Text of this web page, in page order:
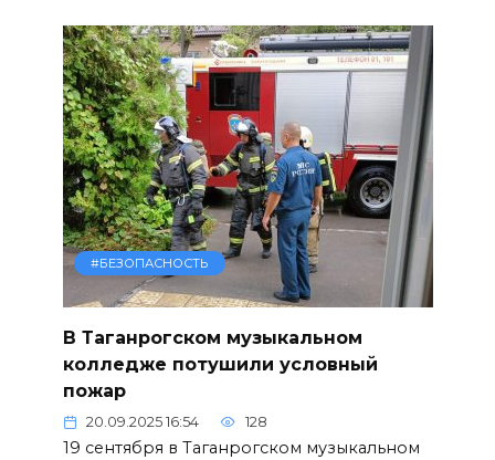
#БЕЗОПАСНОСТЬ
В Таганрогском музыкальном
колледже потушили условный
пожар
20.09.2025 16:54 128
19 сентября в Таганрогском музыкальном